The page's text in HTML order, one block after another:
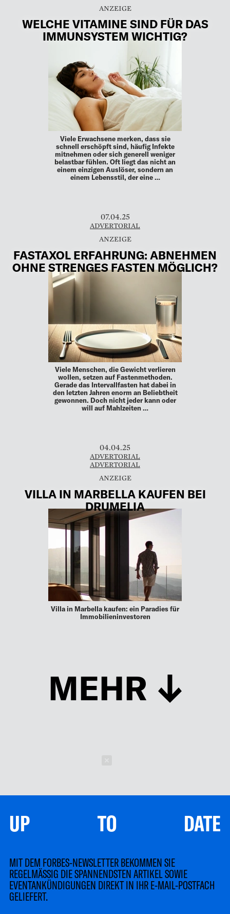
WELCHE VITAMINE SIND FÜR DAS
IMMUNSYSTEM WICHTIG?
Viele Erwachsene merken, dass sie
schnell erschöpft sind, häufig Infekte
mitnehmen oder sich generell weniger
belastbar fühlen. Oft liegt das nicht an
einem einzigen Auslöser, sondern an
einem Lebensstil, der eine …
07.04.25
ADVERTORIAL
FASTAXOL ERFAHRUNG: ABNEHMEN
OHNE STRENGES FASTEN MÖGLICH?
Viele Menschen, die Gewicht verlieren
wollen, setzen auf Fastenmethoden.
Gerade das Intervallfasten hat dabei in
den letzten Jahren enorm an Beliebtheit
gewonnen. Doch nicht jeder kann oder
will auf Mahlzeiten …
04.04.25
ADVERTORIAL
ADVERTORIAL
VILLA IN MARBELLA KAUFEN BEI
DRUMELIA
Villa in Marbella kaufen: ein Paradies für
Immobilieninvestoren
MEHR
UP TO DATE
MIT DEM FORBES-NEWSLETTER BEKOMMEN SIE
REGELMÄSSIG DIE SPANNENDSTEN ARTIKEL SOWIE
EVENTANKÜNDIGUNGEN DIREKT IN IHR E-MAIL-POSTFACH
GELIEFERT.